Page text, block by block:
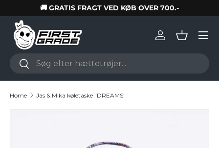
Skip to content
🚚 GRATIS FRAGT VED KØB OVER 700.-
Search
Search
Log inBasket
Home Jas & Mika køletaske "DREAMS"